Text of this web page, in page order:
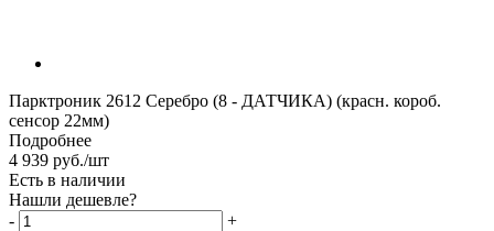
Парктроник 2612 Серебро (8 - ДАТЧИКА) (красн. короб.
сенсор 22мм)
Подробнее
4 939 руб./шт
Есть в наличии
Нашли дешевле?
-
+